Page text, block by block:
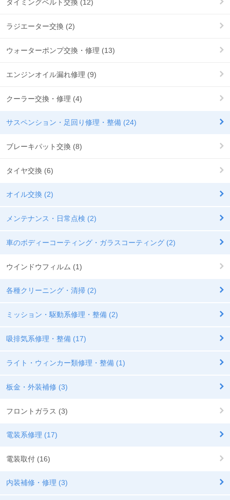
タイミングベルト交換 (12)
ラジエーター交換 (2)
ウォーターポンプ交換・修理 (13)
エンジンオイル漏れ修理 (9)
クーラー交換・修理 (4)
サスペンション・足回り修理・整備 (24)
ブレーキパット交換 (8)
タイヤ交換 (6)
オイル交換 (2)
メンテナンス・日常点検 (2)
車のボディーコーティング・ガラスコーティング (2)
ウインドウフィルム (1)
各種クリーニング・清掃 (2)
ミッション・駆動系修理・整備 (2)
吸排気系修理・整備 (17)
ライト・ウィンカー類修理・整備 (1)
板金・外装補修 (3)
フロントガラス (3)
電装系修理 (17)
電装取付 (16)
内装補修・修理 (3)